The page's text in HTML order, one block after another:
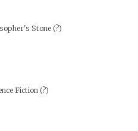
Stone (?)
Fiction (?)